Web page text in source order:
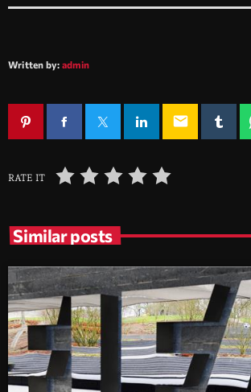
Written by: admin
email
RATE IT
Similar posts